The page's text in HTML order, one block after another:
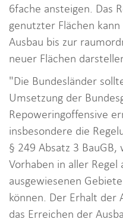
6fache ansteigen. Das
genutzter Flächen
Ausbau bis zur
neuer Flächen
"Die Bundesländer
Umsetzung der
Repoweringoffensive
insbesondere die
§ 249 Absatz 3
Vorhaben in aller Regel
ausgewiesenen
können. Der Erhalt
das Erreichen der